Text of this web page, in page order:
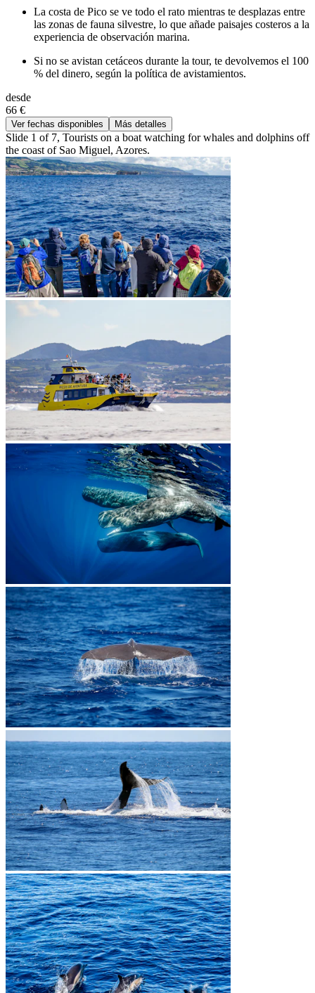
La costa de Pico se ve todo el rato mientras te desplazas entre
las zonas de fauna silvestre, lo que añade paisajes costeros a la
experiencia de observación marina.
Si no se avistan cetáceos durante la tour, te devolvemos el 100
% del dinero, según la política de avistamientos.
desde
66 €
Ver fechas disponibles Más detalles
Slide 1 of 7, Tourists on a boat watching for whales and dolphins off
the coast of Sao Miguel, Azores.